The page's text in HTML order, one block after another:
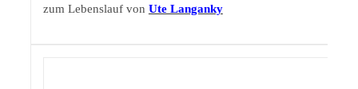
zum Lebenslauf von Ute Langanky